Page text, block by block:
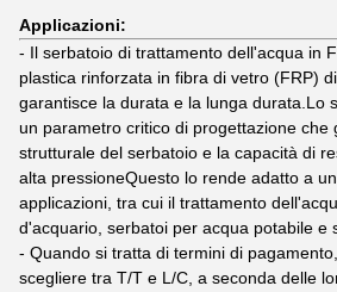
Applicazioni:
- Il serbatoio di trattamento dell'acqua in
plastica rinforzata in fibra di vetro (FRP)
garantisce la durata e la lunga durata.Lo
un parametro critico di progettazione che
strutturale del serbatoio e la capacità di
alta pressioneQuesto lo rende adatto a
applicazioni, tra cui il trattamento
d'acquario, serbatoi per acqua potabile e
- Quando si tratta di termini di
scegliere tra T/T e L/C, a seconda delle